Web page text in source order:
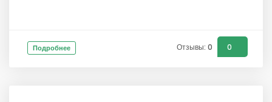
Подробнее Отзывы: 0 0